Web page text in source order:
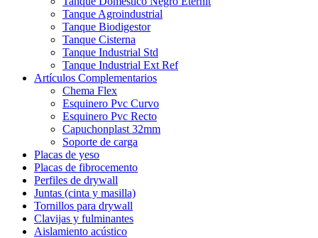
Tanque Agroindustrial
Tanque Biodigestor
Tanque Cisterna
Tanque Industrial Std
Tanque Industrial Ext Ref
Artículos Complementarios
Chema Flex
Esquinero Pvc Curvo
Esquinero Pvc Recto
Capuchonplast 32mm
Soporte de carga
Placas de yeso
Placas de fibrocemento
Perfiles de drywall
Juntas (cinta y masilla)
Tornillos para drywall
Clavijas y fulminantes
Aislamiento acústico